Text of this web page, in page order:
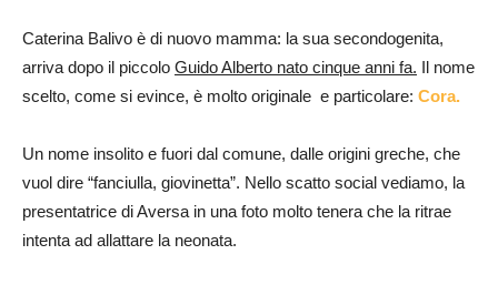
Caterina Balivo è di nuovo mamma: la sua secondogenita,
arriva dopo il piccolo Guido Alberto nato cinque anni fa. Il nome
scelto, come si evince, è molto originale e particolare: Cora.
Un nome insolito e fuori dal comune, dalle origini greche, che
vuol dire “fanciulla, giovinetta”. Nello scatto social vediamo, la
presentatrice di Aversa in una foto molto tenera che la ritrae
intenta ad allattare la neonata.